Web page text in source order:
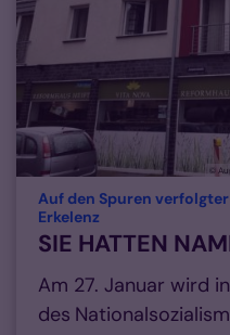
©
Auf den Spuren
Erkelenz
SIE HATTEN
Am 27. Januar wird
des